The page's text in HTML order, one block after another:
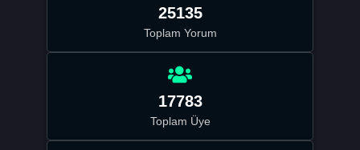
25135
Toplam Yorum
17783
Toplam Üye